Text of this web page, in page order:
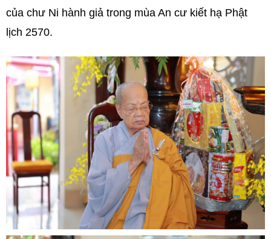
của chư Ni hành giả trong mùa An cư kiết hạ Phật
lịch 2570.